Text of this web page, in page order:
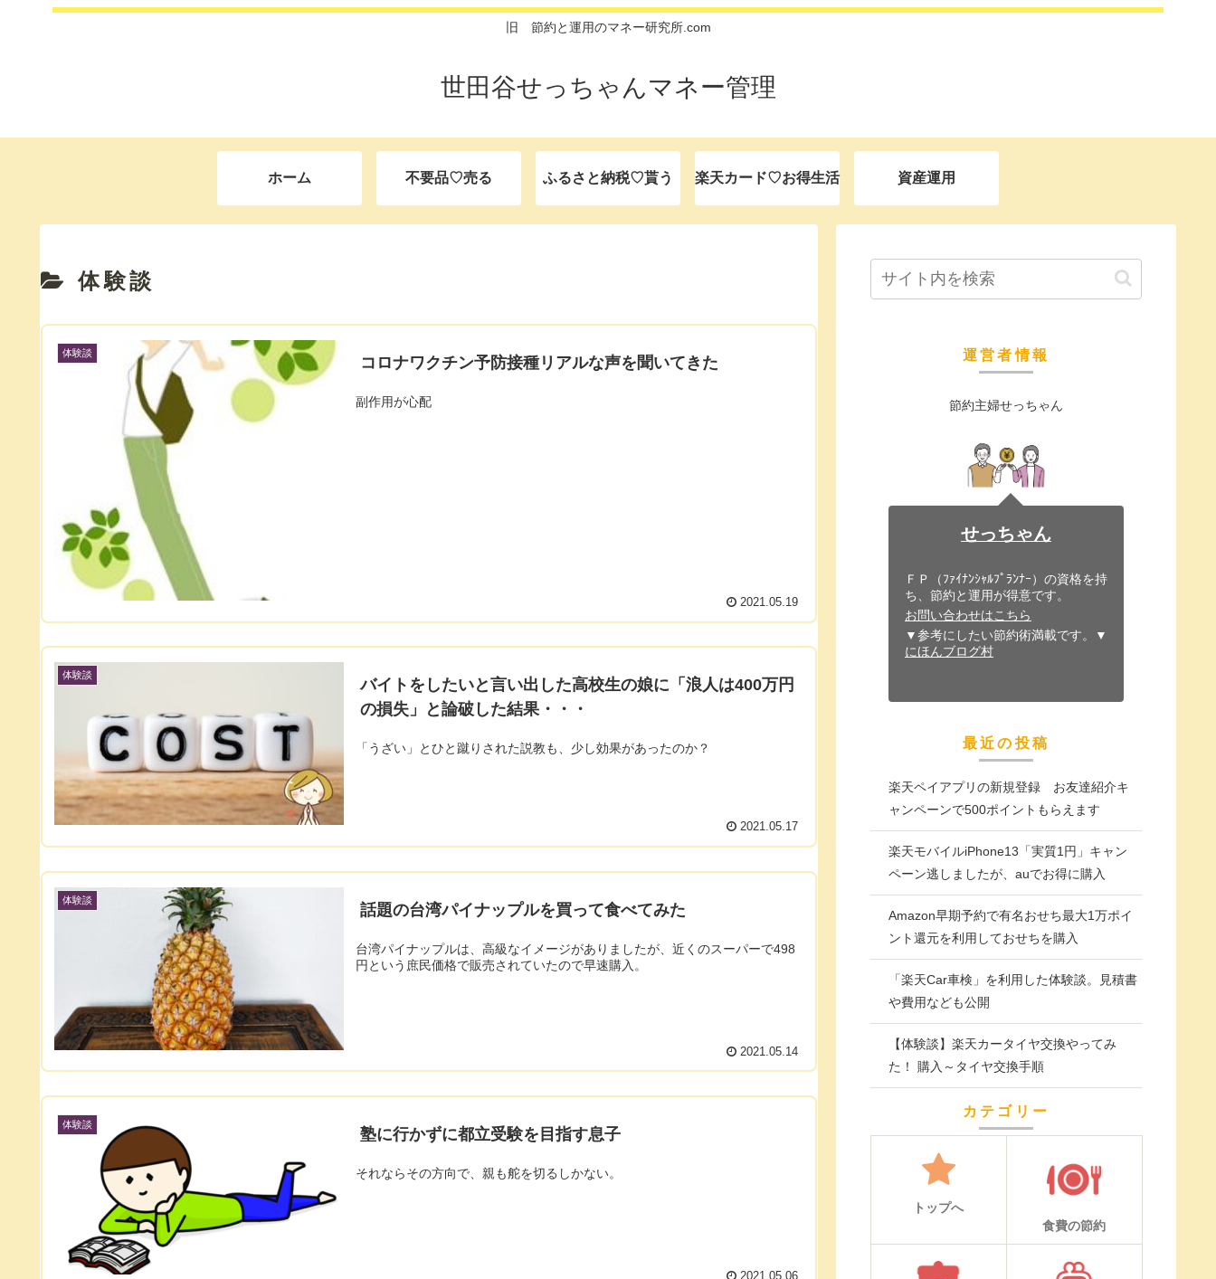
旧 節約と運用のマネー研究所.com
世田谷せっちゃんマネー管理
ホーム 不要品♡売る ふるさと納税♡貰う 楽天カード♡お得生活 資産運用
体験談
体験談
コロナワクチン予防接種リアルな声を聞いてきた
副作用が心配
2021.05.19
体験談
バイトをしたいと言い出した高校生の娘に「浪人は400万円
の損失」と論破した結果・・・
「うざい」とひと蹴りされた説教も、少し効果があったのか？
2021.05.17
体験談
話題の台湾パイナップルを買って食べてみた
台湾パイナップルは、高級なイメージがありましたが、近くのスーパーで498
円という庶民価格で販売されていたので早速購入。
2021.05.14
体験談
塾に行かずに都立受験を目指す息子
それならその方向で、親も舵を切るしかない。
2021.05.06
運営者情報
節約主婦せっちゃん
せっちゃん
ＦＰ（ﾌｧｲﾅﾝｼｬﾙﾌﾟﾗﾝﾅｰ）の資格を持
ち、節約と運用が得意です。
お問い合わせはこちら
▼参考にしたい節約術満載です。▼
にほんブログ村
最近の投稿
楽天ペイアプリの新規登録 お友達紹介キ
ャンペーンで500ポイントもらえます
楽天モバイルiPhone13「実質1円」キャン
ペーン逃しましたが、auでお得に購入
Amazon早期予約で有名おせち最大1万ポイ
ント還元を利用しておせちを購入
「楽天Car車検」を利用した体験談。見積書
や費用なども公開
【体験談】楽天カータイヤ交換やってみ
た！ 購入～タイヤ交換手順
カテゴリー
トップへ
食費の節約